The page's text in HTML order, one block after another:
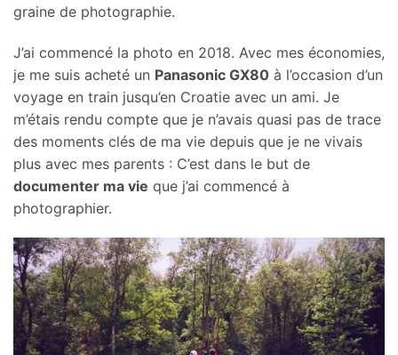
graine de photographie.
J’ai commencé la photo en 2018. Avec mes économies,
je me suis acheté un Panasonic GX80 à l’occasion d’un
voyage en train jusqu’en Croatie avec un ami. Je
m’étais rendu compte que je n’avais quasi pas de trace
des moments clés de ma vie depuis que je ne vivais
plus avec mes parents : C’est dans le but de
documenter ma vie que j’ai commencé à
photographier.